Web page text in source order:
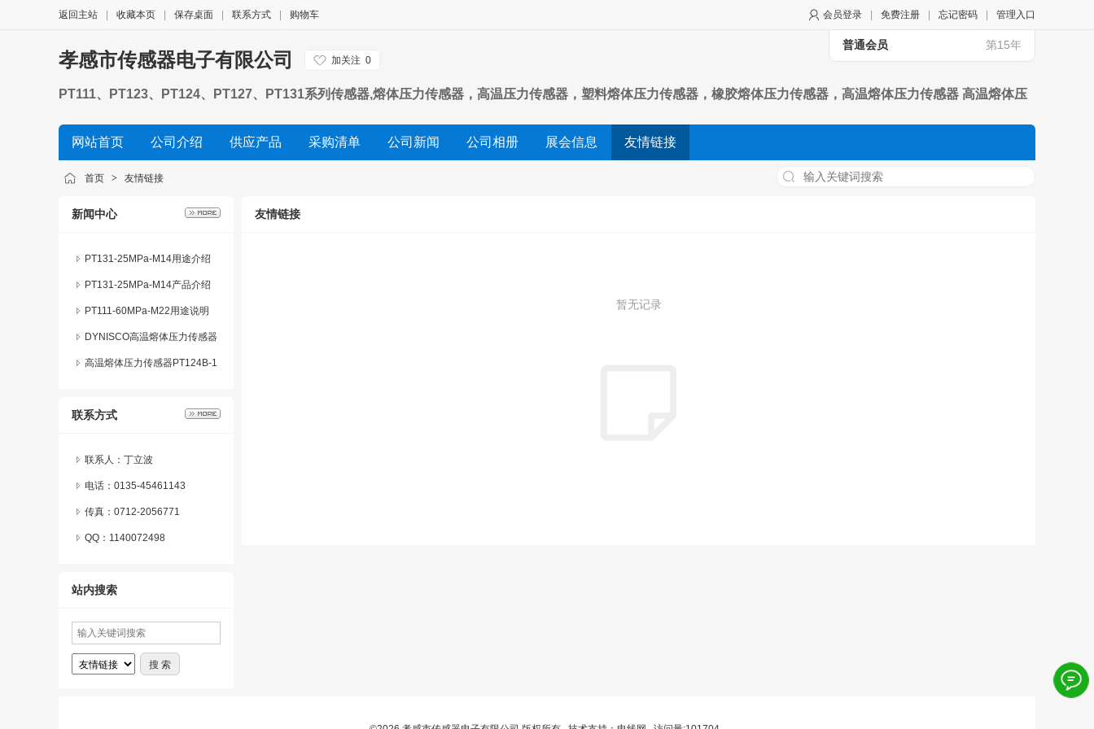
会员登录 免费注册 忘记密码 管理入口
返回主站 收藏本页 保存桌面 联系方式 购物车
普通会员 第15年
孝感市传感器电子有限公司 加关注 0
PT111、PT123、PT124、PT127、PT131系列传感器,熔体压力传感器，高温压力传感器，塑料熔体压力传感器，橡胶熔体压力传感器，高温熔体压力传感器 高温熔体压
网站首页
公司介绍 供应产品 采购清单 公司新闻 公司相册 展会信息 友情链接
首页 > 友情链接
新闻中心
PT131-25MPa-M14用途介绍
PT131-25MPa-M14产品介绍
PT111-60MPa-M22用途说明
DYNISCO高温熔体压力传感器
系列产品特点及应用
高温熔体压力传感器PT124B-1
点及应用
联系方式
联系人：丁立波
电话：0135-45461143
传真：0712-2056771
QQ： 1140072498
站内搜索
友情链接
暂无记录